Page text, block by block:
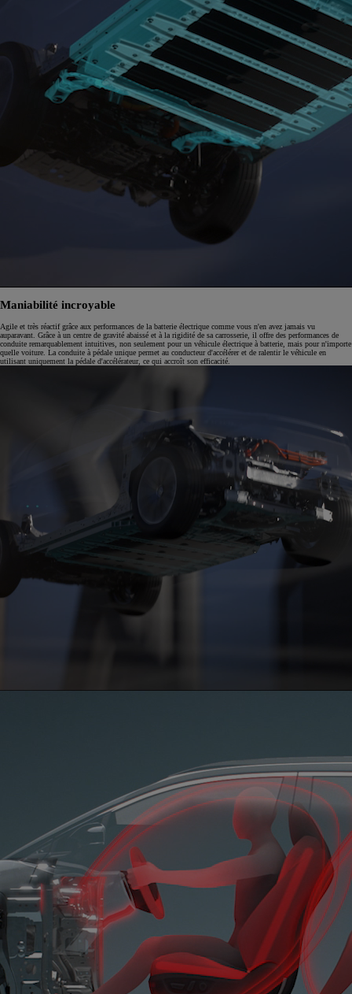
Maniabilité incroyable
Agile et très réactif grâce aux performances de la batterie électrique comme vous n'en avez jamais vu
auparavant. Grâce à un centre de gravité abaissé et à la rigidité de sa carrosserie, il offre des performances de
conduite remarquablement intuitives, non seulement pour un véhicule électrique à batterie, mais pour n'importe
quelle voiture. La conduite à pédale unique permet au conducteur d'accélérer et de ralentir le véhicule en
utilisant uniquement la pédale d'accélérateur, ce qui accroît son efficacité.